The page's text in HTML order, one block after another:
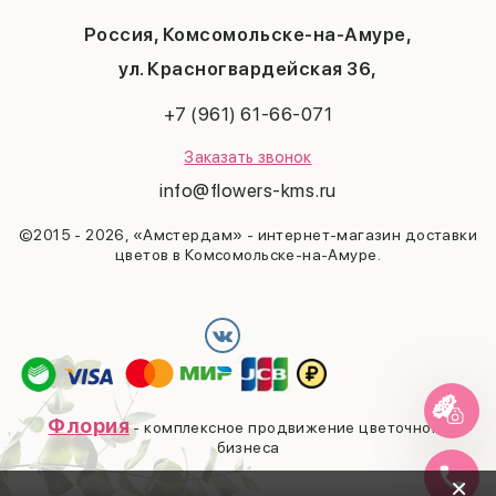
×
Россия, Комсомольске-на-Амуре,
ул. Красногвардейская 36,
+7 (961) 61-66-071
Заказать звонок
info@flowers-kms.ru
©2015 - 2026, «Амстердам» - интернет-магазин доставки
цветов в Комсомольске-на-Амуре.
23 февраля
Последний звонок
Флория- комплексное продвижение цветочного
бизнеса